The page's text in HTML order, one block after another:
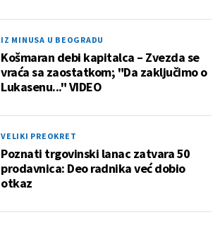
IZ MINUSA U BEOGRADU
Košmaran debi kapitalca – Zvezda se
vraća sa zaostatkom; "Da zaključimo o
Lukasenu..." VIDEO
VELIKI PREOKRET
Poznati trgovinski lanac zatvara 50
prodavnica: Deo radnika već dobio
otkaz